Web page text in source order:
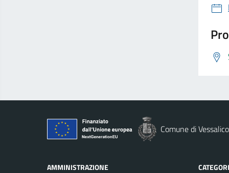
Comune di Vessalico
AMMINISTRAZIONE